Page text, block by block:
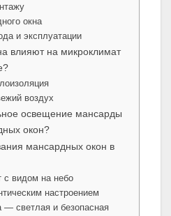
окна
и эксплуатации
влияют на микроклимат
воздух
освещение мансарды
окон?
мансардных окон в
с видом на небо
настроением
— светлая и безопасная